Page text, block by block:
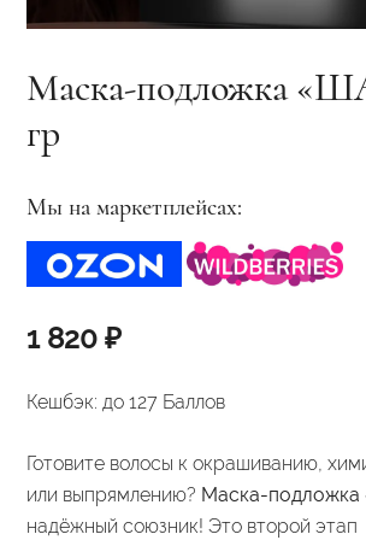
Маска-подложка
гр
Мы на маркетплейсах:
1 820 ₽
Кешбэк: до 127 Баллов
Готовите волосы к окрашиванию,
или выпрямлению? Маска-
надёжный союзник! Это второй этап